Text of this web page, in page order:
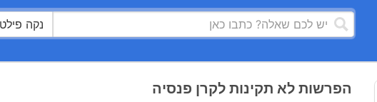
נקה
הפרשות לא תקינות לקרן פנסיה